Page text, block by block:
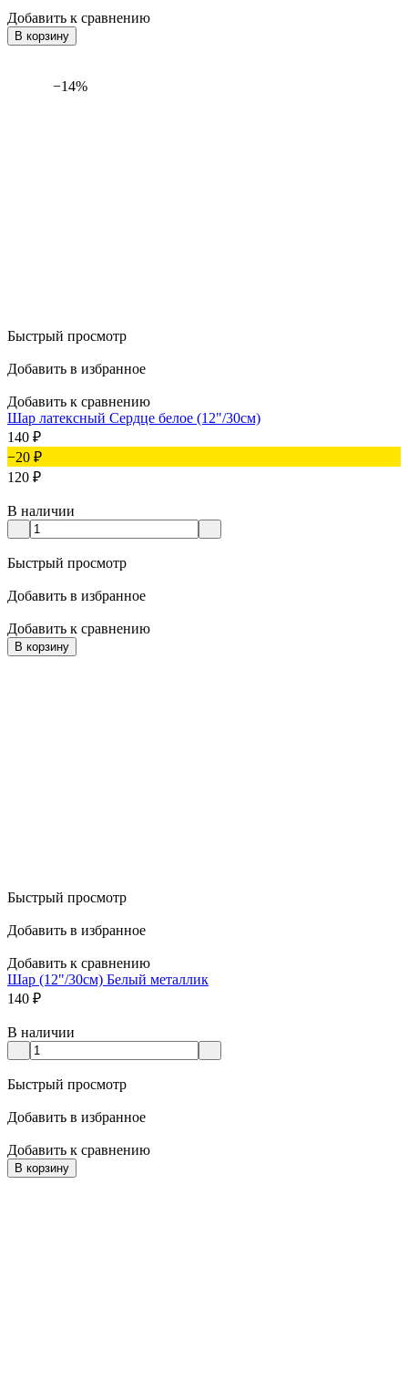
Добавить к сравнению
В корзину
−14%
Быстрый просмотр
Добавить в избранное
Добавить к сравнению
Шар латексный Сердце белое (12"/30см)
140 ₽
−20 ₽
120 ₽
В наличии
Быстрый просмотр
Добавить в избранное
Добавить к сравнению
В корзину
Быстрый просмотр
Добавить в избранное
Добавить к сравнению
Шар (12"/30см) Белый металлик
140 ₽
В наличии
Быстрый просмотр
Добавить в избранное
Добавить к сравнению
В корзину